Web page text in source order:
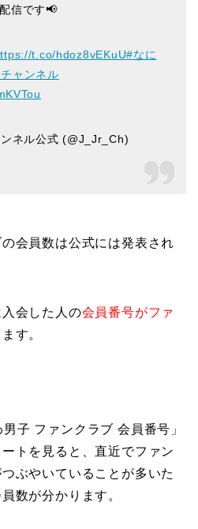
信です📢
t.co/hdoz8vEKuU#なに
ャンネル
ネル公式 (@J_Jr_Ch)
会員数は公式には発表され
会した人の会員番号がファ
す。
子 ファンクラブ 会員番号」
トを見ると、直近でファン
ぶやいていることが多いた
数が分かります。